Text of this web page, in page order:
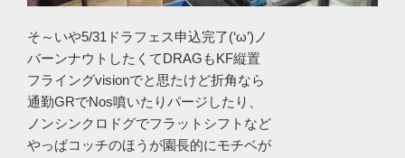
そ～いや5/31ドラフェス申込完了(‘ω’)ノ
バーンナウトしたくてDRAGもKF縦置
フライングvisionでと思たけど折角なら
通勤GRでNos噴いたりパージしたり、
ノンシンクロドグでフラットシフトなど
やっぱコッチのほうが園長的にモチベが